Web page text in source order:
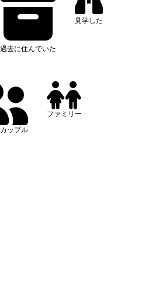
過去に住んでいた
見学した
ップル
ファミリー